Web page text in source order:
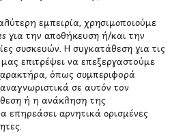
εμπειρία, χρησιμοποιούμε
για την αποθήκευση ή/και την
συσκευών. Η συγκατάθεση για τις
επιτρέψει να επεξεργαστούμε
όπως συμπεριφορά
σε αυτόν τον
ή η ανάκληση της
επηρεάσει αρνητικά ορισμένες
με ένα προϊόν ή μια